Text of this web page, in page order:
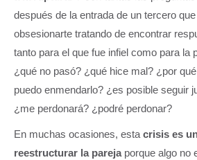
después de la entrada de un tercero
obsesionarte tratando de encontrar
tanto para el que fue infiel como para
¿qué no pasó? ¿qué hice mal? ¿por
puedo enmendarlo? ¿es posible seguir
¿me perdonará? ¿podré perdonar?
En muchas ocasiones, esta crisis es
reestructurar la parejaporque algo no